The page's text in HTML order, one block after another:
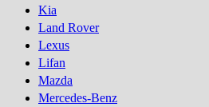
Kia
Land Rover
Lexus
Lifan
Mazda
Mercedes-Benz